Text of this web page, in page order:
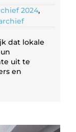
2024,
dat lokale
uit te
en